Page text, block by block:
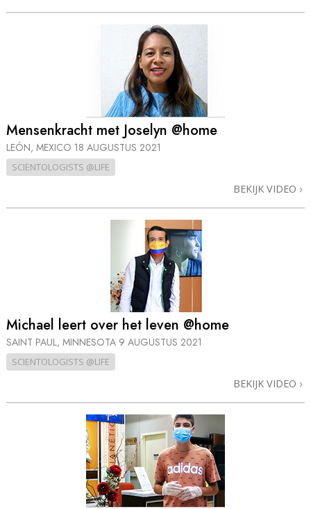
Mensenkracht met Joselyn @home
LEÓN, MEXICO 18 AUGUSTUS 2021
SCIENTOLOGISTS @LIFE
BEKIJK VIDEO
Michael leert over het leven @home
SAINT PAUL, MINNESOTA 9 AUGUSTUS 2021
SCIENTOLOGISTS @LIFE
BEKIJK VIDEO